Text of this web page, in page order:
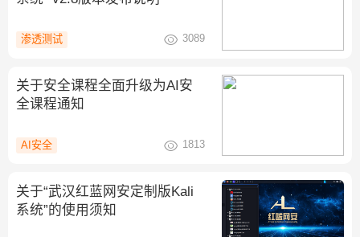
渗透测试 3089
关于安全课程全面升级为AI安
全课程通知
AI安全 1813
关于“武汉红蓝网安定制版Kali
系统”的使用须知